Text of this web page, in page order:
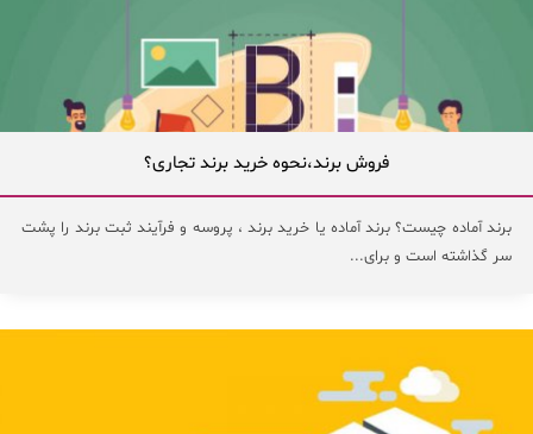
فروش برند،نحوه خرید برند تجاری؟
برند آماده چیست؟ برند آماده یا خرید برند ، پروسه و فرآیند ثبت برند را پشت
سر گذاشته است و برای...